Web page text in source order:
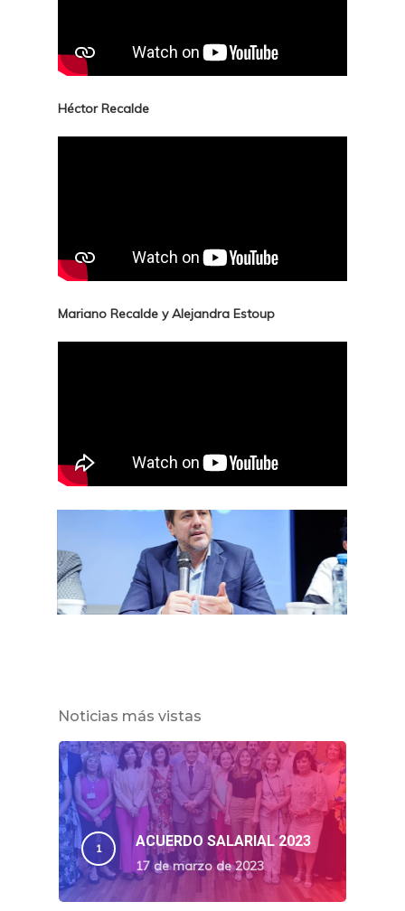
Héctor Recalde
Mariano Recalde y Alejandra Estoup
Noticias más vistas
ACUERDO SALARIAL 2023
17 de marzo de 2023